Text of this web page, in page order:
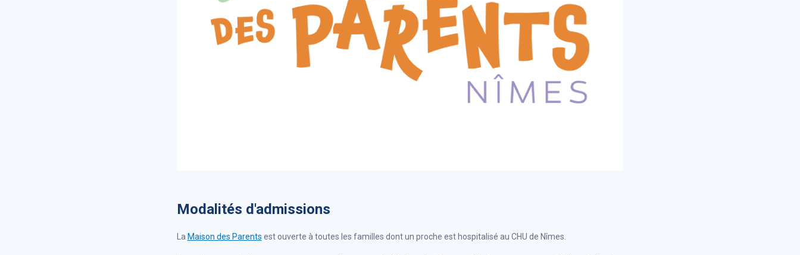
Modalités d'admissions
La Maison des Parents est ouverte à toutes les familles dont un proche est hospitalisé au CHU de Nîmes.